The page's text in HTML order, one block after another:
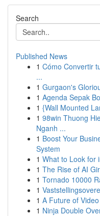
Search
Published News
1 Cómo Convertir
...
1 Gurgaon's
1 Agenda Sepak
1 {Wall Mounted
1 98win Thuong
Nganh ...
1 Boost Your
System
1 What to Look for
1 The Rise of AI
1 Tornado 10000
1
1 A Future of
1 Ninja Double